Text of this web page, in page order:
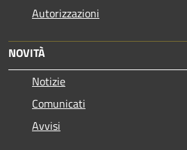
Autorizzazioni
NOVITÀ
Notizie
Comunicati
Avvisi